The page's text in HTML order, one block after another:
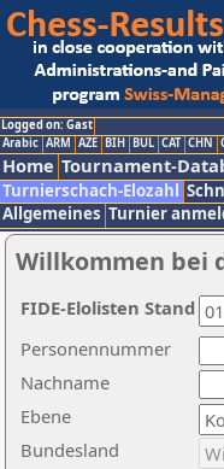
Logged on: Gast
Arabic ARM AZE BIH BUL CAT CHN
Home Tournament-
Turnierschach-Elozahl
Allgemeines Turnier
Willkommen bei
Nachname
Ebene
Personennummer
Bundesland
FIDE-Elolisten Stand